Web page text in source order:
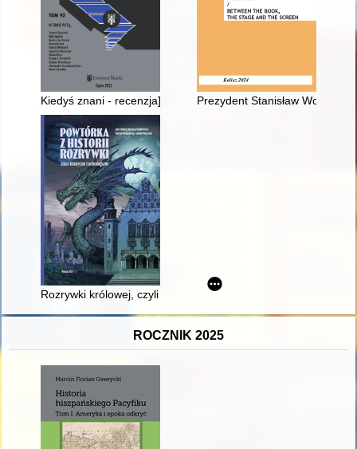
Kiedyś znani - recenzja] Prezydent Stanisław
Rozrywki królowej, czyli Opowieść o zabawach i grach na
ROCZNIK 2025